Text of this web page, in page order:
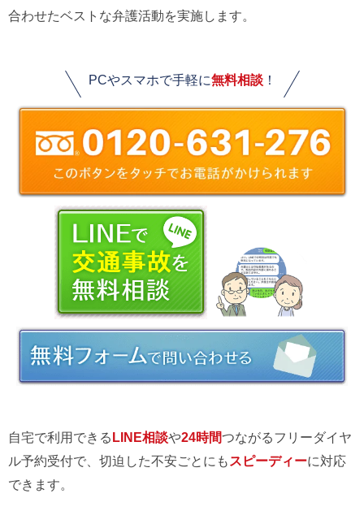
合わせたベストな弁護活動を実施します。
PCやスマホで手軽に無料相談！
自宅で利用できるLINE相談や24時間つながるフリーダイヤ
ル予約受付で、切迫した不安ごとにも スピーディーに対応
できます。